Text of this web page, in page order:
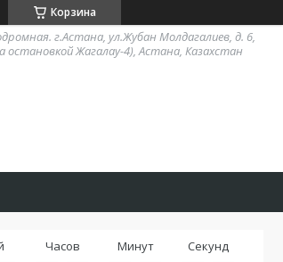
Корзина
г.Астана, ул.Жубан Молдагалиев, д. 6,
остановкой Жагалау-4), Астана, Казахстан
Часов Минут Секунд